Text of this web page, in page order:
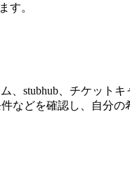
す。
、stubhub、チケットキ
などを確認し、自分の